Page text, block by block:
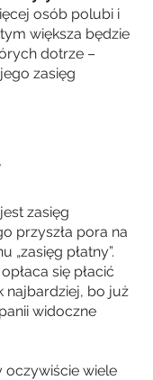
osób polubi i
większa będzie
dotrze –
zasięg
zasięg
przyszła pora na
„zasięg płatny”.
się płacić
najbardziej, bo już
widoczne
wiele